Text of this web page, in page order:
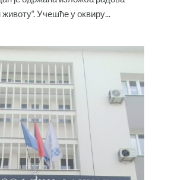
Учешће у оквиру...